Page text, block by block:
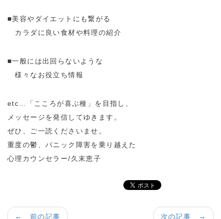
■美容やダイエットにも繋がる
カラダに良い食材や料理の紹介
■一般には出回らないような
様々なお役立ち情報
etc…「こころが喜ぶ種」を目指し、
メッセージを発信してゆきます。
ぜひ、ご一読くださいませ。
重度の鬱、パニック障害を乗り越えた
心理カウンセラー/久末恵子
次の記事 →
← 前の記事